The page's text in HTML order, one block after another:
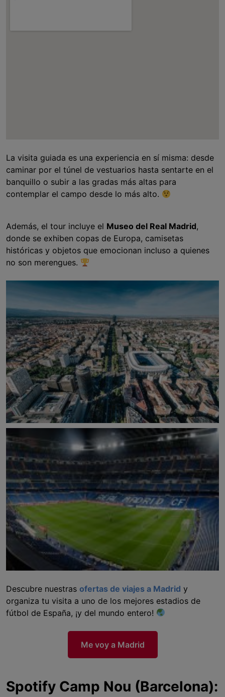
La visita guiada es una experiencia en sí misma: desde
caminar por el túnel de vestuarios hasta sentarte en el
banquillo o subir a las gradas más altas para
contemplar el campo desde lo más alto.
Además, el tour incluye el Museo del Real Madrid,
donde se exhiben copas de Europa, camisetas
históricas y objetos que emocionan incluso a quienes
no son merengues.
Descubre nuestras ofertas de viajes a Madrid y
organiza tu visita a uno de los mejores estadios de
fútbol de España, ¡y del mundo entero!
Me voy a Madrid
Spotify Camp Nou (Barcelona):